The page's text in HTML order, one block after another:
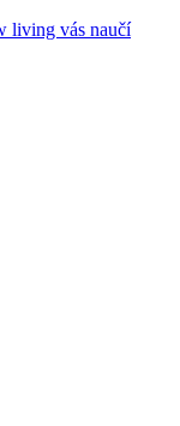
living vás naučí